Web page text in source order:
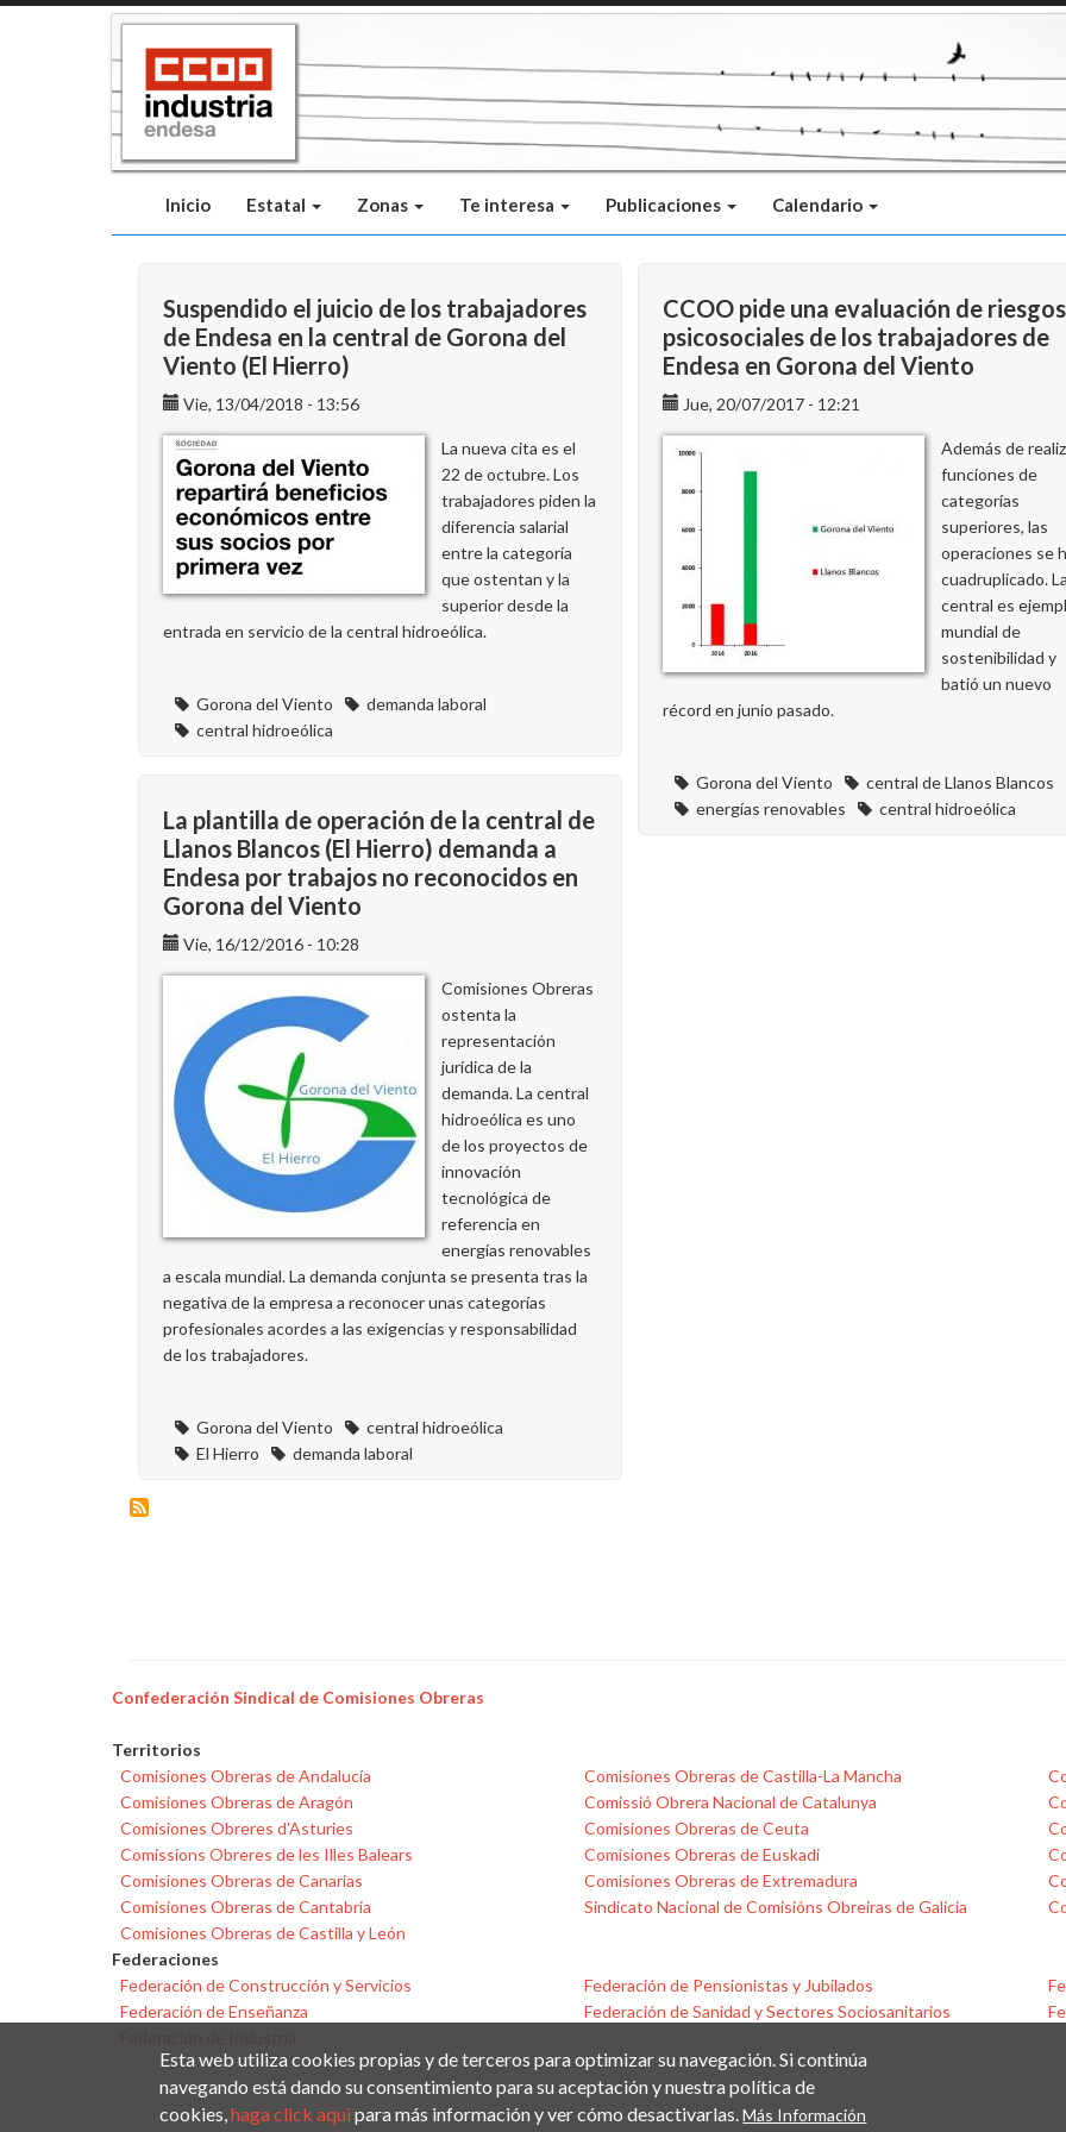
Inicio Estatal Zonas Te interesa Publicaciones Calendario
Suspendido el juicio de los trabajadores
de Endesa en la central de Gorona del
Viento (El Hierro)
Vie, 13/04/2018 - 13:56
La nueva cita es el
22 de octubre. Los
trabajadores piden la
diferencia salarial
entre la categoría
que ostentan y la
superior desde la
entrada en servicio de la central hidroeólica.
Gorona del Viento
demanda laboral
central hidroeólica
CCOO pide una evaluación de riesgos
psicosociales de los trabajadores de
Endesa en Gorona del Viento
Jue, 20/07/2017 - 12:21
Además de
funciones de
categorías
superiores, las
operaciones se
cuadruplicado. La
central es
mundial de
sostenibilidad y
batió un nuevo
récord en junio pasado.
Gorona del Viento
central de Llanos Blancos
energías renovables
central hidroeólica
La plantilla de operación de la central de
Llanos Blancos (El Hierro) demanda a
Endesa por trabajos no reconocidos en
Gorona del Viento
Vie, 16/12/2016 - 10:28
Comisiones Obreras
ostenta la
representación
jurídica de la
demanda. La central
hidroeólica es uno
de los proyectos de
innovación
tecnológica de
referencia en
energías renovables
a escala mundial. La demanda conjunta se presenta tras la
negativa de la empresa a reconocer unas categorías
profesionales acordes a las exigencias y responsabilidad
de los trabajadores.
Gorona del Viento
central hidroeólica
El Hierro
demanda laboral
Confederación Sindical de Comisiones Obreras
Territorios
Comisiones Obreras de Andalucía
Comisiones Obreras de Aragón
Comisiones Obreres d'Asturies
Comissions Obreres de les Illes Balears
Comisiones Obreras de Canarias
Comisiones Obreras de Cantabria
Comisiones Obreras de Castilla y León
Comisiones Obreras de Castilla-La Mancha
Comissió Obrera Nacional de Catalunya
Comisiones Obreras de Ceuta
Comisiones Obreras de Euskadi
Comisiones Obreras de Extremadura
Sindicato Nacional de Comisións Obreiras de Galicia
Federaciones
Federación de Construcción y Servicios
Federación de Enseñanza
Federación de Pensionistas y Jubilados
Federación de Sanidad y Sectores Sociosanitarios
Esta web utiliza cookies propias y de terceros para optimizar su navegación. Si continúa
navegando está dando su consentimiento para su aceptación y nuestra política de
cookies,haga click aqui para más información y ver cómo desactivarlas. Más Información